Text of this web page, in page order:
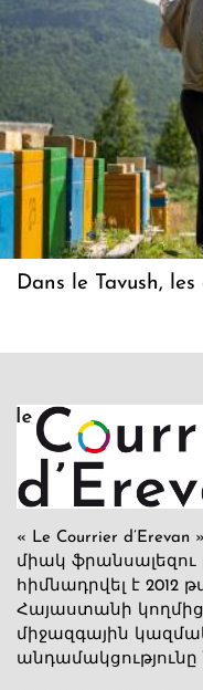
Dans le Tavush,
« Le Courrier
միակ ֆրանսալեզու
հիմնադրվել է 2012
Հայաստանի
միջազգային